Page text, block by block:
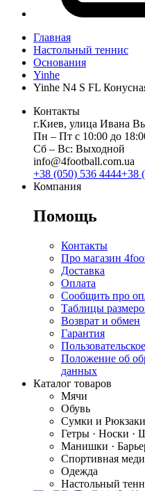
Главная
Настольный теннис
Основания
Yinhe
Yinhe N4 S FL
Контакты
г.Киев, улица Ивана
Пн ‒ Пт с 10:00 до
Сб ‒ Вс: Выходной
info@4football.com.ua
+38 (050) 536 4444+38
Компания
Помощь
Контакты
Про магазин
Доставка
Оплата
Сообщить про
Таблицы
Возврат и обмен
Гарантия
Положение об
данных
Каталог товаров
Мячи
Обувь
Сумки и Рюкзаки
Гетры · Носки ·
Манишки ·
Спортивная
Одежда
Настольный